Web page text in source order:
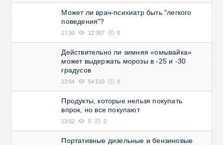
Может ли врач-психиатр быть "легкого
поведения"?
17:30 12 357 0
Действительно ли зимняя «омывайка»
может выдержать морозы в -25 и -30
градусов
13:54 54 510 0
Продукты, которые нельзя покупать
впрок, но все покупают
13:52 0 0
Портативные дизельные и бензиновые